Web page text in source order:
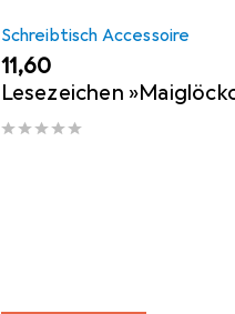
Schreibtisch Accessoire
EUR
11,60
Lesezeichen